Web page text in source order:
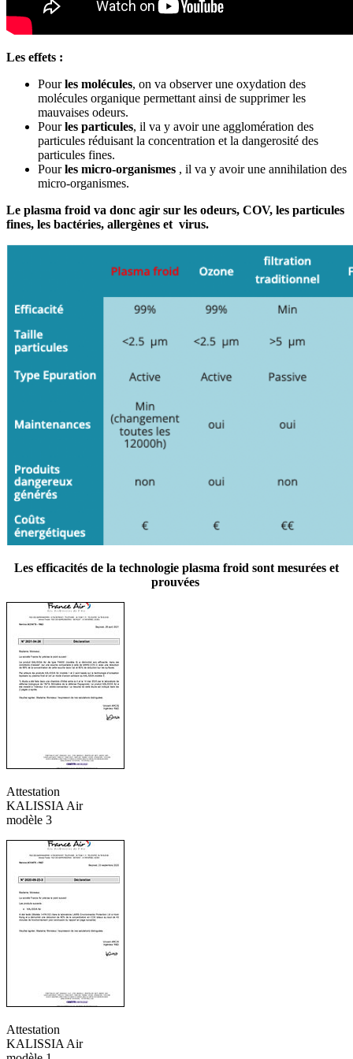
Les effets :
Pourles molécules, on va observer une oxydation des
molécules organique permettant ainsi de supprimer les
mauvaises odeurs.
Pourles particules, il va y avoir une agglomération des
particules réduisant la concentration et la dangerosité des
particules fines.
Pourles micro-organismes , il va y avoir une annihilation des
micro-organismes.
Le plasma froid va donc agir sur les odeurs, COV, les particules
fines, les bactéries, allergènes et virus.
Les efficacités de la technologie plasma froid sont mesurées et
prouvées
Attestation
KALISSIA Air
modèle 3
Attestation
KALISSIA Air